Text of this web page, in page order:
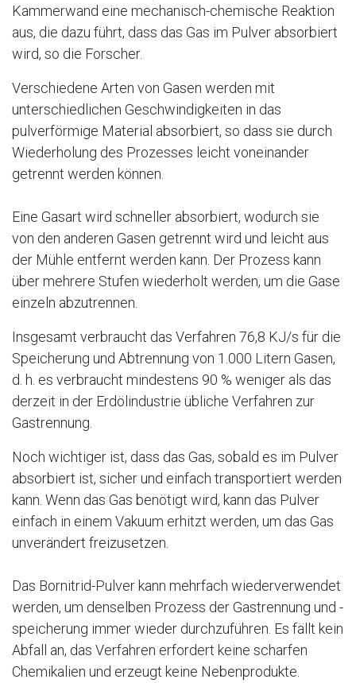
Kammerwand eine mechanisch-chemische Reaktion
aus, die dazu führt, dass das Gas im Pulver absorbiert
wird, so die Forscher.
Verschiedene Arten von Gasen werden mit
unterschiedlichen Geschwindigkeiten in das
pulverförmige Material absorbiert, so dass sie durch
Wiederholung des Prozesses leicht voneinander
getrennt werden können.
Eine Gasart wird schneller absorbiert, wodurch sie
von den anderen Gasen getrennt wird und leicht aus
der Mühle entfernt werden kann. Der Prozess kann
über mehrere Stufen wiederholt werden, um die Gase
einzeln abzutrennen.
Insgesamt verbraucht das Verfahren 76,8 KJ/s für die
Speicherung und Abtrennung von 1.000 Litern Gasen,
d. h. es verbraucht mindestens 90 % weniger als das
derzeit in der Erdölindustrie übliche Verfahren zur
Gastrennung.
Noch wichtiger ist, dass das Gas, sobald es im Pulver
absorbiert ist, sicher und einfach transportiert werden
kann. Wenn das Gas benötigt wird, kann das Pulver
einfach in einem Vakuum erhitzt werden, um das Gas
unverändert freizusetzen.
Das Bornitrid-Pulver kann mehrfach wiederverwendet
werden, um denselben Prozess der Gastrennung und -
speicherung immer wieder durchzuführen. Es fällt kein
Abfall an, das Verfahren erfordert keine scharfen
Chemikalien und erzeugt keine Nebenprodukte.